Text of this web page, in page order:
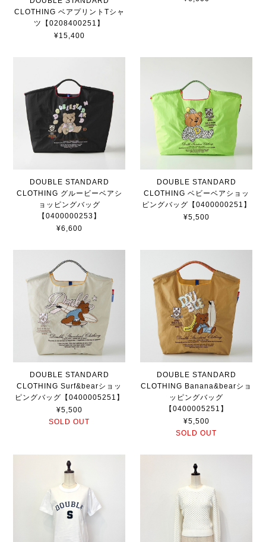
CLOTHING ベアプリントTシャ
ツ【0208400251】
¥15,400
DOUBLE STANDARD
CLOTHING グルービーベアシ
ョッピングバッグ
【0400000253】
¥6,600
DOUBLE STANDARD
CLOTHING ベビーベアショッ
ピングバッグ【0400000251】
¥5,500
DOUBLE STANDARD
CLOTHING Surf&bearショッ
ピングバッグ【0400005251】
¥5,500
SOLD OUT
DOUBLE STANDARD
CLOTHING Banana&bearショ
ッピングバッグ
【0400005251】
¥5,500
SOLD OUT